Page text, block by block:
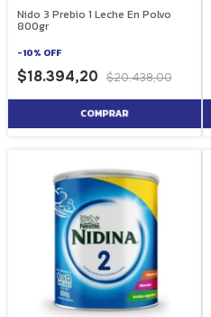
Nido 3 Prebio 1 Leche En Polvo
800gr
-10% OFF
$18.394,20 $20.438,00